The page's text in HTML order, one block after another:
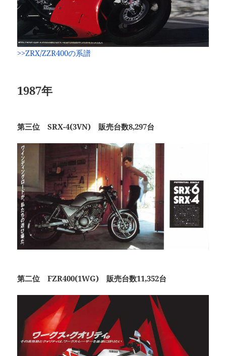
>>ZRX/ZZR400の系譜
1987年
第三位 SRX-4(3VN) 販売台数8,297台
第二位 FZR400(1WG) 販売台数11,352台